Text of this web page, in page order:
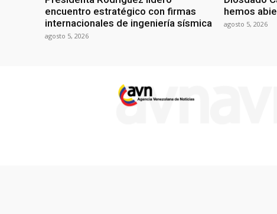
encuentro estratégico con firmas
internacionales de ingeniería sísmica
agosto 5, 2026
hemos
agosto 5, 2026